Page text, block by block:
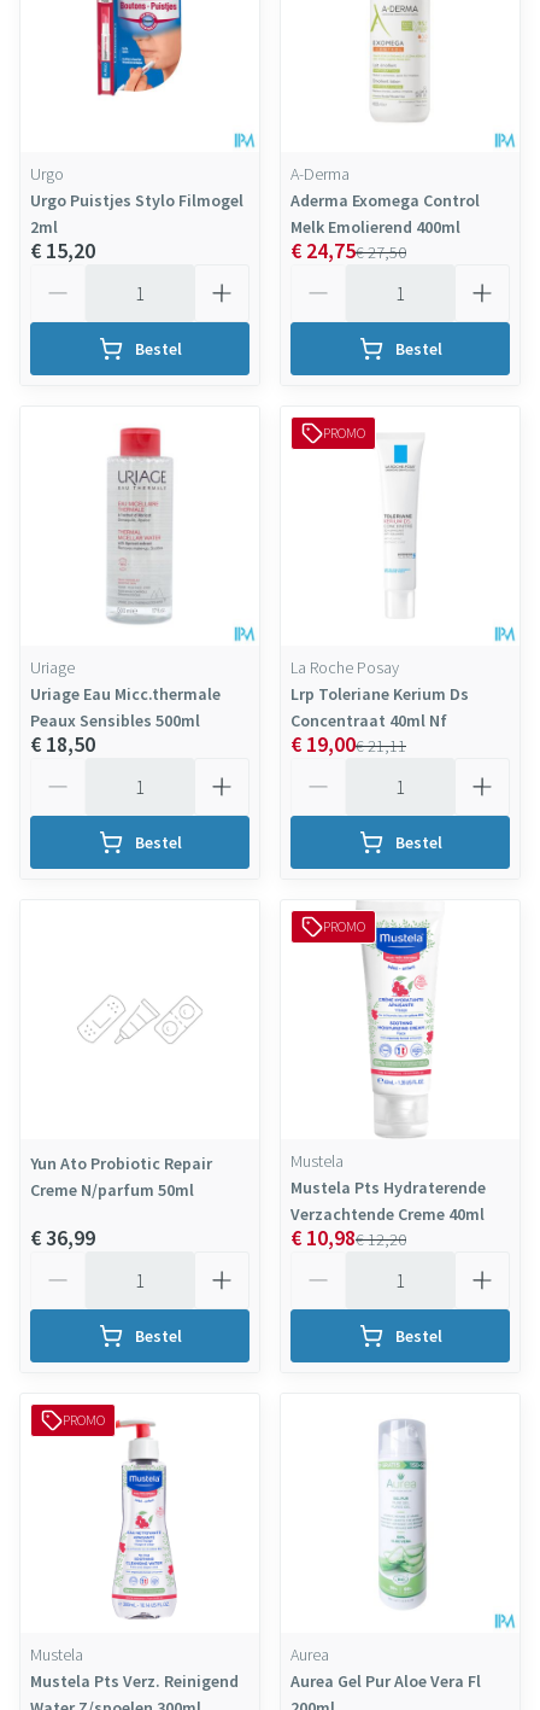
Urgo
Urgo Puistjes Stylo Filmogel
2ml
€ 15,20
Bestel
A-Derma
Aderma Exomega Control
Melk Emolierend 400ml
€ 27,50
€ 24,75
Bestel
Uriage
Uriage Eau Micc.thermale
Peaux Sensibles 500ml
€ 18,50
Bestel
PROMO
La Roche Posay
Lrp Toleriane Kerium Ds
Concentraat 40ml Nf
€ 21,11
€ 19,00
Bestel
Yun Ato Probiotic Repair
Creme N/parfum 50ml
€ 36,99
Bestel
PROMO
Mustela
Mustela Pts Hydraterende
Verzachtende Creme 40ml
€ 12,20
€ 10,98
Bestel
PROMO
Mustela
Mustela Pts Verz. Reinigend
Aurea
Aurea Gel Pur Aloe Vera Fl